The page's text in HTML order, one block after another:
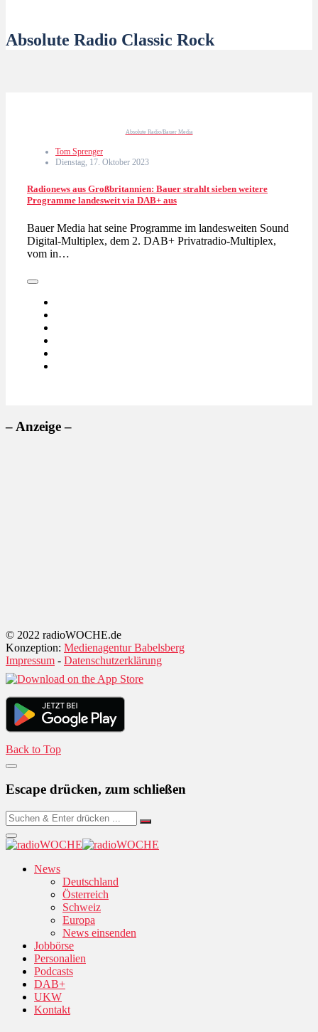
Absolute Radio Classic Rock
Absolute Radio/Bauer Media
Tom Sprenger
Dienstag, 17. Oktober 2023
Radionews aus Großbritannien: Bauer strahlt sieben weitere
Programme landesweit via DAB+ aus
Bauer Media hat seine Programme im landesweiten Sound
Digital-Multiplex, dem 2. DAB+ Privatradio-Multiplex,
vom in…
– Anzeige –
© 2022 radioWOCHE.de
Konzeption: Medienagentur Babelsberg
Impressum - Datenschutzerklärung
Back to Top
Escape drücken, zum schließen
News
Deutschland
Österreich
Schweiz
Europa
News einsenden
Jobbörse
Personalien
Podcasts
DAB+
UKW
Kontakt